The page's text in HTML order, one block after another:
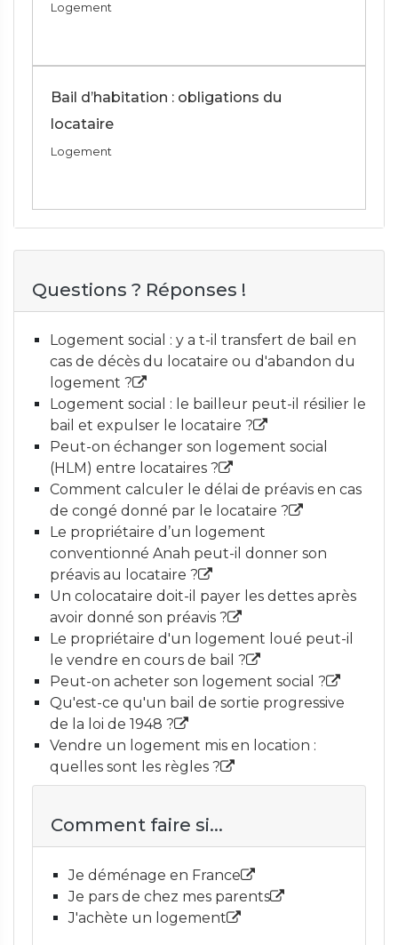
Logement
Bail d’habitation : obligations du
locataire
Logement
Questions ? Réponses !
Logement social : y a t-il transfert de bail en
cas de décès du locataire ou d'abandon du
logement ?
Logement social : le bailleur peut-il résilier le
bail et expulser le locataire ?
Peut-on échanger son logement social
(HLM) entre locataires ?
Comment calculer le délai de préavis en cas
de congé donné par le locataire ?
Le propriétaire d’un logement
conventionné Anah peut-il donner son
préavis au locataire ?
Un colocataire doit-il payer les dettes après
avoir donné son préavis ?
Le propriétaire d'un logement loué peut-il
le vendre en cours de bail ?
Peut-on acheter son logement social ?
Qu'est-ce qu'un bail de sortie progressive
de la loi de 1948 ?
Vendre un logement mis en location :
quelles sont les règles ?
Comment faire si...
Je déménage en France
Je pars de chez mes parents
J'achète un logement